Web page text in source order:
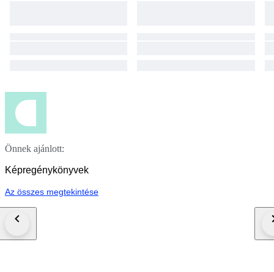
Önnek ajánlott:
Képregénykönyvek
Az összes megtekintése